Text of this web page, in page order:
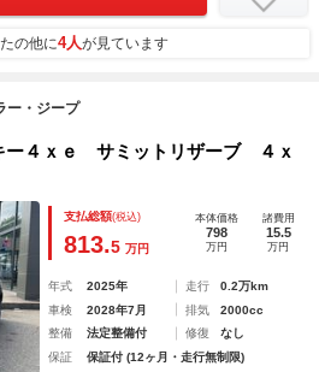
の他に4人が見ています
ー・ジープ
ー４ｘｅ サミットリザーブ ４ｘ
支払総額(税込)
813.5 万円
本体価格
798
万円
諸費用
15.5
万円
年式 2025年 走行
0.2万km
車検
2028年7月 排気
2000cc
整備
法定整備付 修復
なし
保証
保証付 (12ヶ月・走行無制限)